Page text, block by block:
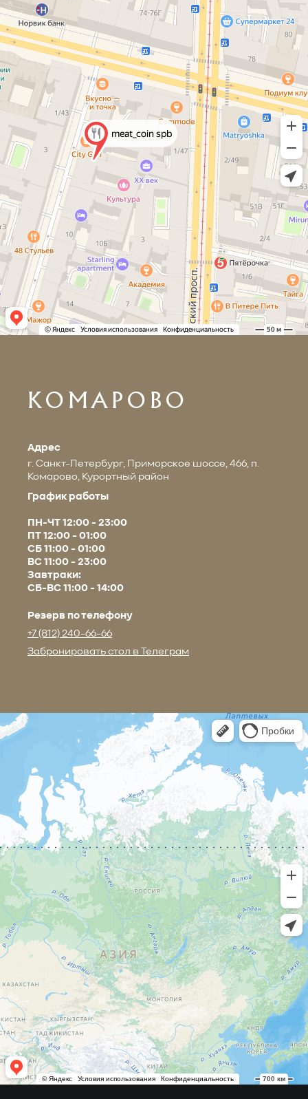
КОМАРОВО
Адрес
г. Санкт-Петербург, Приморское шоссе, 466, п.
Комарово, Курортный район
График работы
ПН-ЧТ 12:00 - 23:00
ПТ 12:00 - 01:00
СБ 11:00 - 01:00
ВС 11:00 - 23:00
Завтраки:
СБ-ВС 11:00 - 14:00
Резерв по телефону
+7 (812) 240-66-66
Забронировать стол в Телеграм